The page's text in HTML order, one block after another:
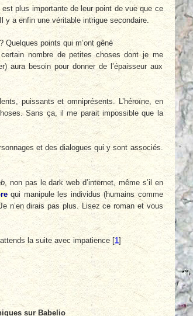
plus importante de leur point de vue que ce
a enfin une véritable intrigue secondaire.
Quelques points qui m’ont gêné
nombre de petites choses dont je me
aura besoin pour donner de l’épaisseur aux
puissants et omniprésents. L’héroïne, en
Sans ça, il me parait impossible que la
et des dialogues qui y sont associés.
, non pas le dark web d’internet, même s’il en
qui manipule les individus (humains comme
n’en dirais pas plus. Lisez ce roman et vous
la suite avec impatience [1]
sur Babelio